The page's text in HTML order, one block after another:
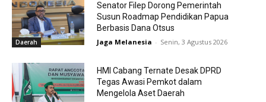
Daerah
Senator Filep Dorong Pemerintah
Susun Roadmap Pendidikan Papua
Berbasis Dana Otsus
Jaga Melanesia - Senin, 3 Agustus 2026
HMI Cabang Ternate Desak DPRD
Tegas Awasi Pemkot dalam
Mengelola Aset Daerah